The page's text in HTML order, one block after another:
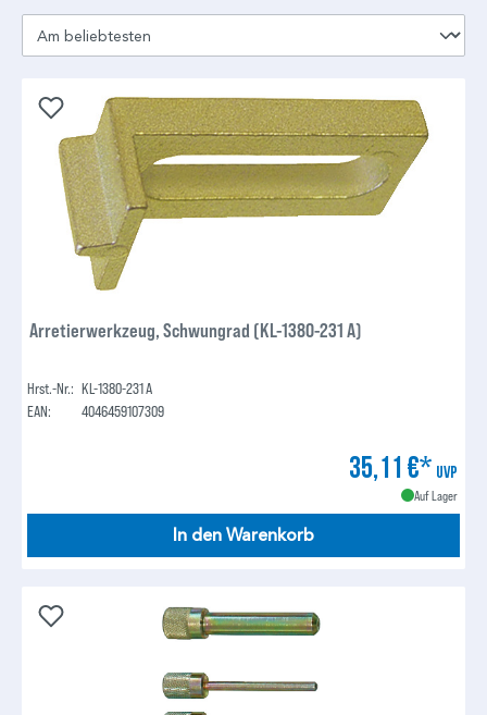
Arretierwerkzeug, Schwungrad (KL-1380-231 A)
Hrst.-Nr.: KL-1380-231 A
EAN:
4046459107309
35,11 €* UVP
Auf Lager
In den Warenkorb